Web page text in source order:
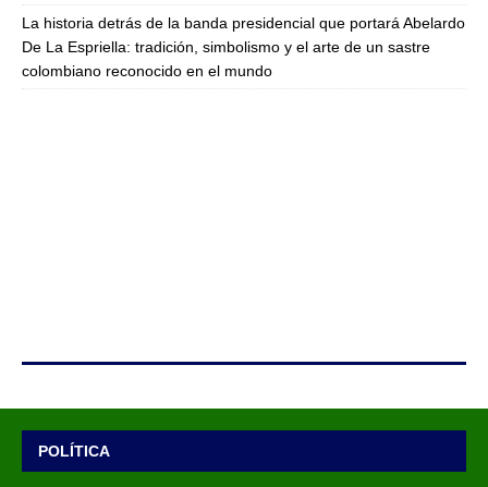
La historia detrás de la banda presidencial que portará Abelardo
De La Espriella: tradición, simbolismo y el arte de un sastre
colombiano reconocido en el mundo
POLÍTICA